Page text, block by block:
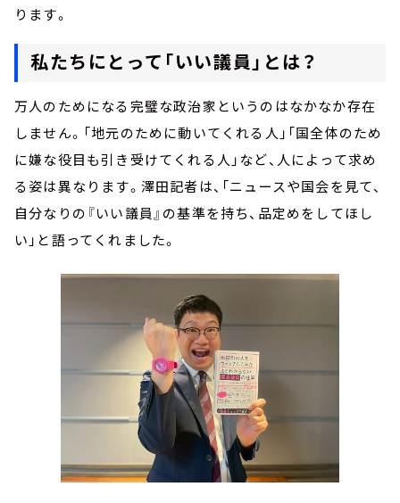
ります。
私たちにとって「いい議員」とは？
万人のためになる完璧な政治家というのはなかなか存在
しません。「地元のために動いてくれる人」「国全体のため
に嫌な役目も引き受けてくれる人」など、人によって求め
る姿は異なります。澤田記者は、「ニュースや国会を見て、
自分なりの『いい議員』の基準を持ち、品定めをしてほし
い」と語ってくれました。